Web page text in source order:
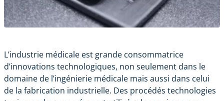
L’industrie médicale est grande consommatrice
d’innovations technologiques, non seulement dans le
domaine de l’ingénierie médicale mais aussi dans celui
de la fabrication industrielle. Des procédés technologies